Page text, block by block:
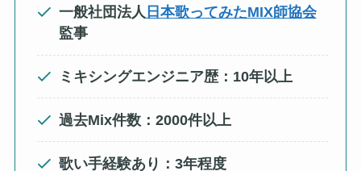
一般社団法人 日本歌ってみたMIX師協会
監事
ミキシングエンジニア歴：10年以上
過去Mix件数：2000件以上
歌い手経験あり：3年程度